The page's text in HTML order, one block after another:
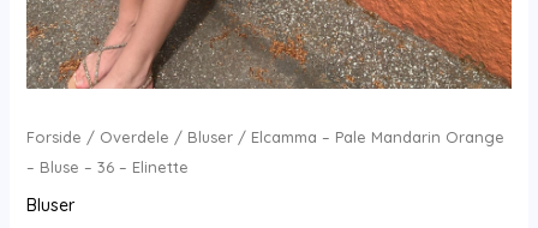
Forside / Overdele / Bluser/ Elcamma – Pale Mandarin Orange
– Bluse – 36 – Elinette
Bluser